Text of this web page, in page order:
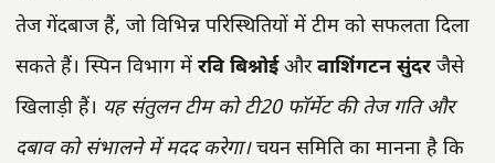
तेज गेंदबाज हैं, जो विभिन्न परिस्थितियों में टीम को सफलता दिला
सकते हैं। स्पिन विभाग में रवि बिश्नोईऔरवाशिंगटन सुंदरजैसे
खिलाड़ी हैं। यह संतुलन टीम को टी20 फॉर्मेट की तेज गति और
दबाव को संभालने में मदद करेगा।चयन समिति का मानना है कि